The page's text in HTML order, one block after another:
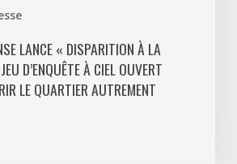
LANCE « DISPARITION À LA
D’ENQUÊTE À CIEL OUVERT
LE QUARTIER AUTREMENT